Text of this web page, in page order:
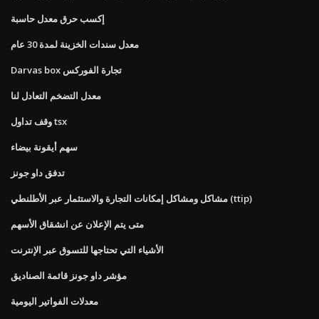
إكسب حرق معدل حاسبة
معدل سندات الخزينة لمدة 30 عام
Darvas box تجارة الفوركس
معدل التضخم التعادل لنا
وقف تداول tsx
سهم أيقونة بيضاء
تدفق داو جونز
مشاكل ومشاكل إمكانات التجارة والاستثمار عبر الأطلنطي (ttip)
متى يتم الإعلان عن انشقاق الأسهم
الأشياء التي تحتاجها للتسوق عبر الإنترنت
مؤشر داو جونز قائمة الصناديق
معدلات الفواتير اليومية